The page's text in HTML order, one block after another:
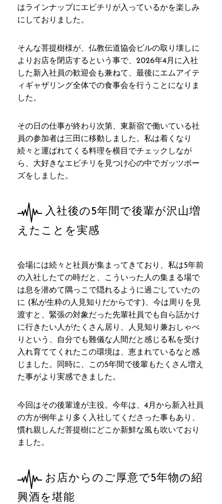
はラインナップにエビチリが入っているかを楽しみ
にしておりました。
そんな菩提樹様が、仏教伝道協会ビルの取り壊しに
よりお店を閉店するという事で、2026年4月に入社
した新入社員の歓迎会も兼ねて、最後にエムアイテ
ィギャザリング全体での食事会を行うことになりま
した。
その日の仕事が終わり次第、東新宿で働いている社
員の参加者は三田に移動しました。私は着くなり
続々と運ばれてくる料理を横目でチェックしなが
ら、大好きなエビチリを見つけ心の中でガッツポー
ズをしました。
入社後の5年間で後輩が沢山増
えたことを実感
会場には続々と社員が集まってきており、私は5年前
の入社したての時だと、こういった人の集まる場で
は息を潜めて隅っこで隠れるように過ごしていたの
に (私が生粋の人見知りだからです)、今は周りを見
渡すと、緊張の対象だった先輩社員でも自ら話かけ
に行きたい人がたくさん居り、人見知り兼おしゃべ
りという、自分でも難儀な人間だと感じる私を受け
入れ育ててくれたこの環境は、恵まれているなと感
じました。同時に、この5年間で後輩もたくさん増え
た事がより実感できました。
今回はその後輩達が主役。今年は、4月から新入社員
の方が例年より多く入社してくださった事もあり、
慣れ親しんだ菩提樹にどこか新鮮な風も吹いており
ました。
お店からのご厚意で5年物の紹
興酒を堪能